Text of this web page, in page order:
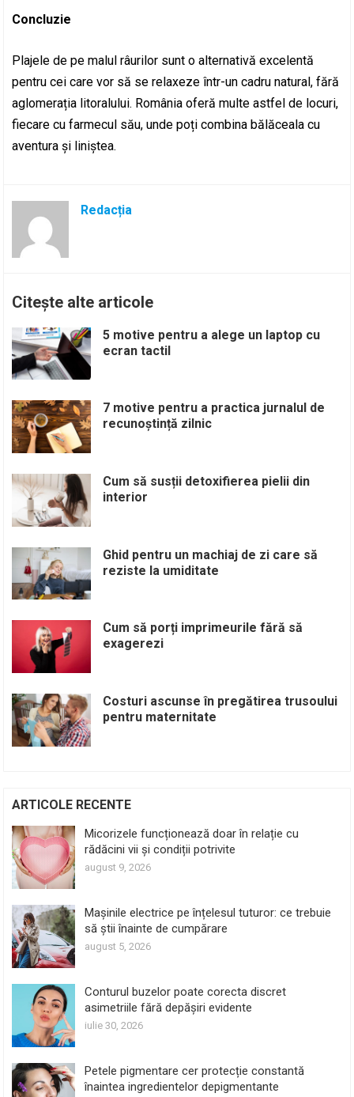
Concluzie
Plajele de pe malul râurilor sunt o alternativă excelentă
pentru cei care vor să se relaxeze într-un cadru natural, fără
aglomerația litoralului. România oferă multe astfel de locuri,
fiecare cu farmecul său, unde poți combina bălăceala cu
aventura și liniștea.
Redacția
Citește alte articole
5 motive pentru a alege un laptop cu
ecran tactil
7 motive pentru a practica jurnalul de
recunoștință zilnic
Cum să susții detoxifierea pielii din
interior
Ghid pentru un machiaj de zi care să
reziste la umiditate
Cum să porți imprimeurile fără să
exagerezi
Costuri ascunse în pregătirea trusoului
pentru maternitate
ARTICOLE RECENTE
Micorizele funcționează doar în relație cu
rădăcini vii și condiții potrivite
august 9, 2026
Mașinile electrice pe înțelesul tuturor: ce trebuie
să știi înainte de cumpărare
august 5, 2026
Conturul buzelor poate corecta discret
asimetriile fără depășiri evidente
iulie 30, 2026
Petele pigmentare cer protecție constantă
înaintea ingredientelor depigmentante